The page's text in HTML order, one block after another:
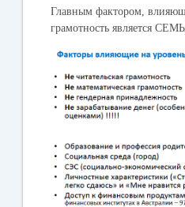
Главным фактором,
грамотность является